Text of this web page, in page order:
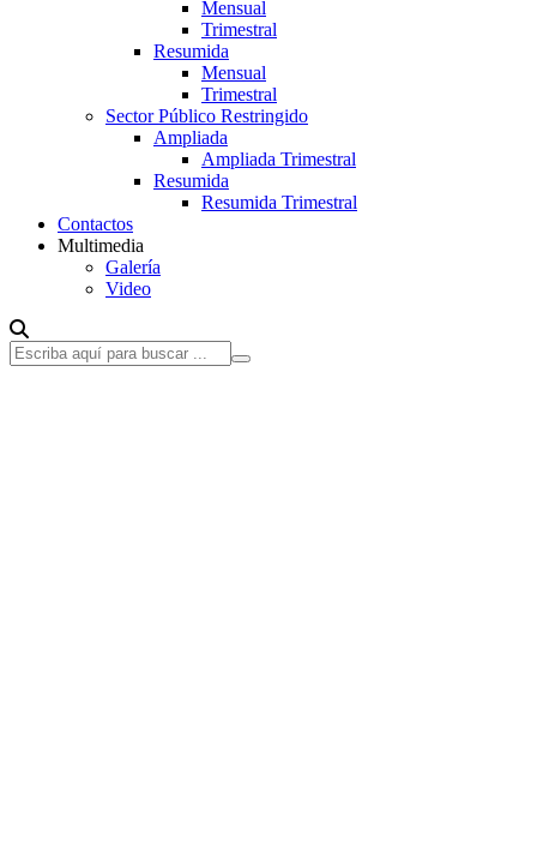
Mensual
Trimestral
Resumida
Mensual
Trimestral
Sector Público Restringido
Ampliada
Ampliada Trimestral
Resumida
Resumida Trimestral
Contactos
Multimedia
Galería
Video